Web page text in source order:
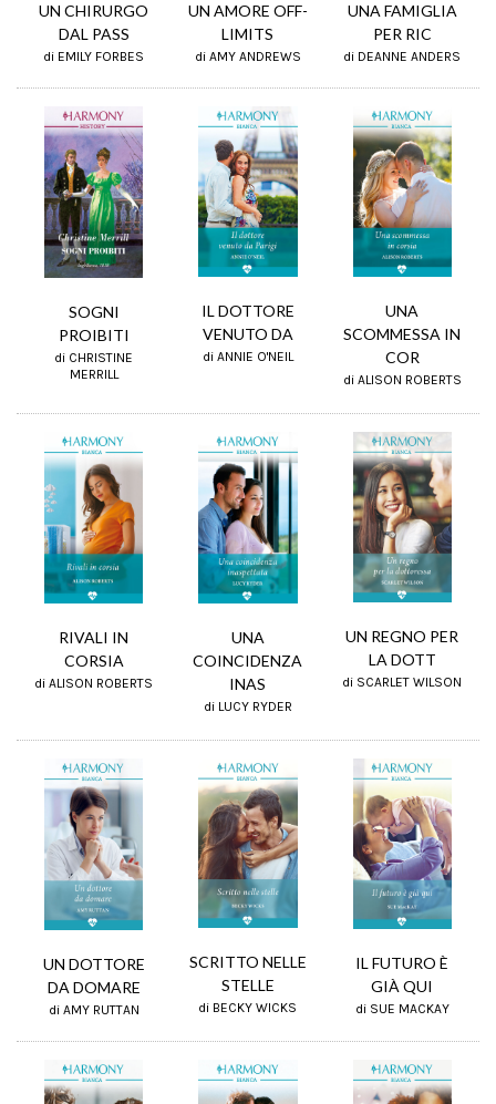
UN CHIRURGO
DAL PASS
di EMILY FORBES
UN AMORE OFF-
LIMITS
di AMY ANDREWS
UNA FAMIGLIA
PER RIC
di DEANNE ANDERS
SOGNI
PROIBITI
di CHRISTINE
MERRILL
IL DOTTORE
VENUTO DA
di ANNIE O'NEIL
UNA
SCOMMESSA IN
COR
di ALISON ROBERTS
RIVALI IN
CORSIA
di ALISON ROBERTS
UNA
COINCIDENZA
INAS
di LUCY RYDER
UN REGNO PER
LA DOTT
di SCARLET WILSON
UN DOTTORE
DA DOMARE
di AMY RUTTAN
SCRITTO NELLE
STELLE
di BECKY WICKS
IL FUTURO È
GIÀ QUI
di SUE MACKAY